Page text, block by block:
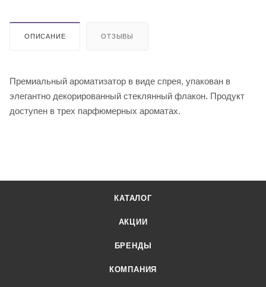
ОПИСАНИЕ ОТЗЫВЫ
Премиальный ароматизатор в виде спрея, упакован в
элегантно декорированный стеклянный флакон. Продукт
доступен в трех парфюмерных ароматах.
КАТАЛОГ
АКЦИИ
БРЕНДЫ
КОМПАНИЯ